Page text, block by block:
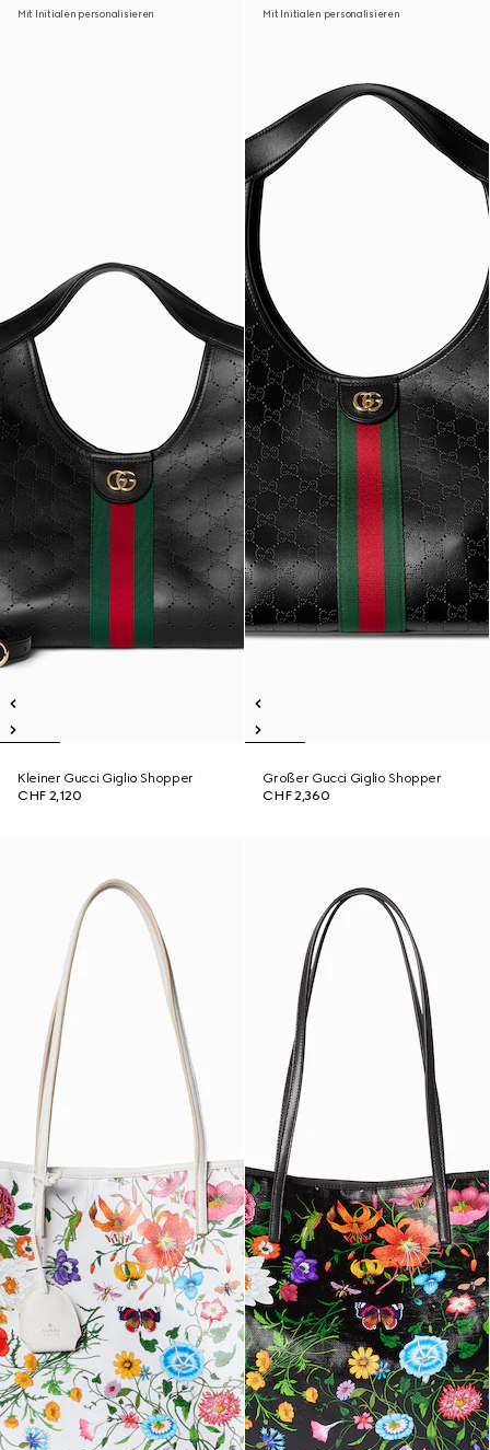
Mit Initialen personalisieren
Kleiner Gucci Giglio Shopper
CHF 2,120
Mit Initialen personalisieren
Großer Gucci Giglio Shopper
CHF 2,360